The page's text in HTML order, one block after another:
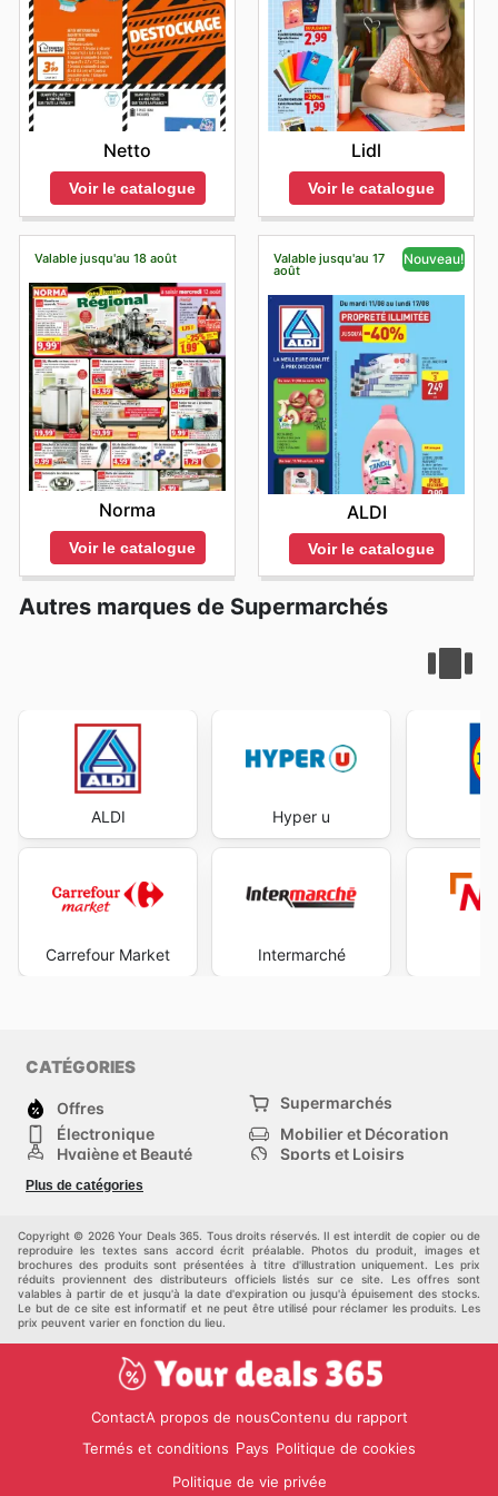
personnel, tout en continuant à accéder à la qualité et à
la variété qui font la réputation de l'enseigne. Restez
informé des dernières nouveautés et des promotions
récurrentes pour maximiser vos bénéfices lors de
chaque achat. Stay up to date with Monoprix's weekly
ads and enjoy exclusive savings every day.
Netto
Voir le catalogue
Lidl
Voir le catalogue
Valable jusqu'au 18 août
Norma
Voir le catalogue
Valable jusqu'au 17
août
Nouveau!
ALDI
Voir le catalogue
Autres marques de Supermarchés
ALDI
Carrefour Market
Hyper u
Intermarché
CATÉGORIES
Offres
Supermarchés
Électronique
Mobilier et Décoration
Hygiène et Beauté
Sports et Loisirs
Mode
Animalerie
maison
Plus de catégories
Copyright © 2026 Your Deals 365. Tous droits réservés. Il est interdit de copier ou de
reproduire les textes sans accord écrit préalable. Photos du produit, images et
brochures des produits sont présentées à titre d'illustration uniquement. Les prix
réduits proviennent des distributeurs officiels listés sur ce site. Les offres sont
valables à partir de et jusqu'à la date d'expiration ou jusqu'à épuisement des stocks.
Le but de ce site est informatif et ne peut être utilisé pour réclamer les produits. Les
prix peuvent varier en fonction du lieu.
ContactA propos de nousContenu du rapport
Termés et conditions Pays Politique de cookies
Politique de vie privée